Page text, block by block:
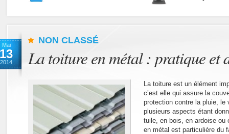
Mai
13
2014
NON CLASSÉ
La toiture en métal : pratique et
La toiture est un élément
c’est elle qui assure la
protection contre la pluie, le
plusieurs aspects étant
tuile, en bois, en ardoise ou
en métal est particulière du